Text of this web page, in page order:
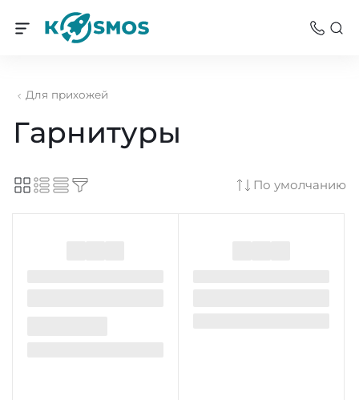
Для прихожей
Гарнитуры
По умолчанию